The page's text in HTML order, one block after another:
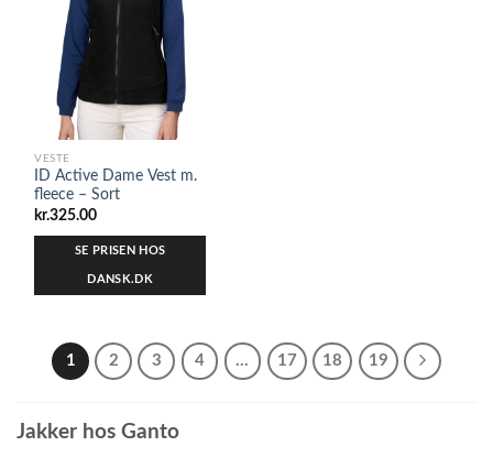
VESTE
ID Active Dame Vest m.
fleece – Sort
kr.325.00
SE PRISEN HOS
DANSK.DK
1 2 3 4 … 17 18 19
Jakker hos Ganto